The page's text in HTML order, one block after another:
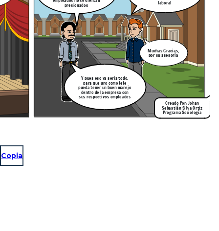
presionados laboral
Y pues eso ya seria todo,
para que uno como Jefe
pueda tener un buen manejo
dentro de la empresa con
sus respectivos empleados
Muchas Gracias,
por su asesoría
Creado Por: Johan
Sebastián Silva Ortiz
Programa Sociología
Copia